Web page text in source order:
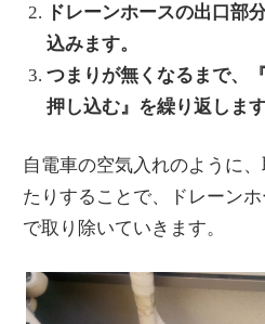
ドレーンホースの出口部
込みます。
つまりが無くなるまで、
押し込む』を繰り返します
自電車の空気入れのように
たりすることで、ドレーン
で取り除いていきます。